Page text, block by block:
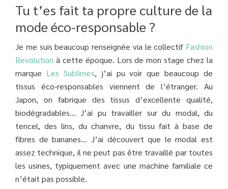
Tu t’es fait ta propre culture de la
mode éco-responsable ?
Je me suis beaucoup renseignée via le collectif Fashion
Revolution à cette époque. Lors de mon stage chez la
marque Les Sublimes, j’ai pu voir que beaucoup de
tissus éco-responsables viennent de l’étranger. Au
Japon, on fabrique des tissus d’excellente qualité,
biodégradables… J’ai pu travailler sur du modal, du
tencel, des lins, du chanvre, du tissu fait à base de
fibres de bananes… J’ai découvert que le modal est
assez technique, il ne peut pas être travaillé par toutes
les usines, typiquement avec une machine familiale ce
n’était pas possible.